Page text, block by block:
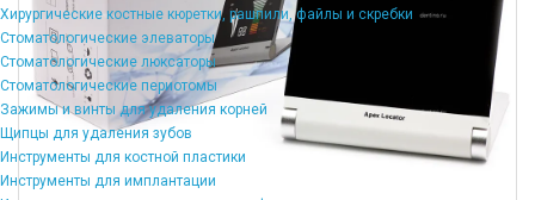
Хирургические костные кюретки, рашпили, файлы и скребки
Стоматологические элеваторы
Стоматологические люксаторы
Стоматологические периотомы
Зажимы и винты для удаления корней
Щипцы для удаления зубов
Инструменты для костной пластики
Инструменты для имплантации